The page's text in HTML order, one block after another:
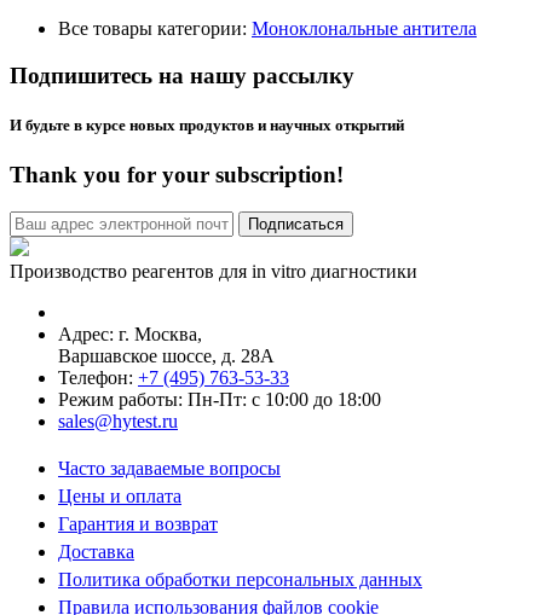
Все товары категории: Моноклональные антитела
Подпишитесь на нашу рассылку
И будьте в курсе новых продуктов и научных открытий
Thank you for your subscription!
Производство реагентов для in vitro диагностики
Адрес: г. Москва,
Варшавское шоссе, д. 28А
Телефон: +7 (495) 763-53-33
Режим работы: Пн-Пт: с 10:00 до 18:00
sales@hytest.ru
Часто задаваемые вопросы
Цены и оплата
Гарантия и возврат
Доставка
Политика обработки персональных данных
Правила использования файлов cookie